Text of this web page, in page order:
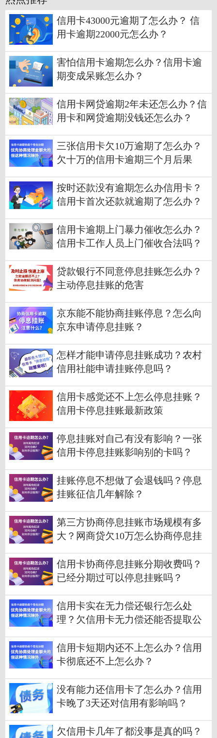
信用卡43000元逾期了怎么办？ 信
用卡逾期22000元怎么办？
害怕信用卡逾期怎么办？信用卡逾
期变成呆账怎么办？
信用卡网贷逾期2年未还怎么办？信
用卡和网贷逾期没钱还怎么办？
三张信用卡欠10万逾期了怎么办？
欠十万的信用卡逾期三个月后果
按时还款没有逾期怎么办信用卡？
信用卡首次还款就逾期了怎么办？
信用卡逾期上门暴力催收怎么办？
信用卡工作人员上门催收合法吗？
贷款银行不同意停息挂账怎么办？
主动停息挂账的危害
京东能不能协商挂账停息？怎么向
京东申请停息挂账？
怎样才能申请停息挂账成功？农村
信用社能申请挂账停息吗？
信用卡感觉还不上怎么停息挂账？
信用卡停息挂账最新政策
停息挂账对自己有没有影响？一张
信用卡停息挂账影响别的卡吗？
挂账停息不想做了会退钱吗？停息
挂账征信几年解除？
第三方协商停息挂账市场规模有多
大？网商贷欠10万怎么协商停息挂
信用卡协商停息挂账分期收费吗？
已经分期过可以停息挂账吗？
信用卡实在无力偿还银行怎么处
理？欠信用卡无力偿还能否提取公
信用卡短期内还不上怎么办？信用
卡彻底还不上怎么办？
没有能力还信用卡了怎么办？信用
卡晚了3天还对信用有影响吗？
欠信用卡几年了都没事是真的吗？